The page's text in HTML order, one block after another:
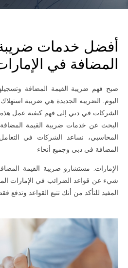
أفضل خدمات ضريبة
المضافة في
صبح فهم ضريبة القيمة المضافة
اليوم. الضريبه الجديدة هي ضريبة
الشركات في دبي إلى فهم كيفية عمل هذه
المحاسبي، نساعد الشركات في
المضافة في دبي وجميع أنحاء
الإمارات. مستشارو ضريبة القيمة
شيء عن قواعد الضرائب في الإمارات
المفيد للتأكد من أنك تتبع القواعد وتدفع